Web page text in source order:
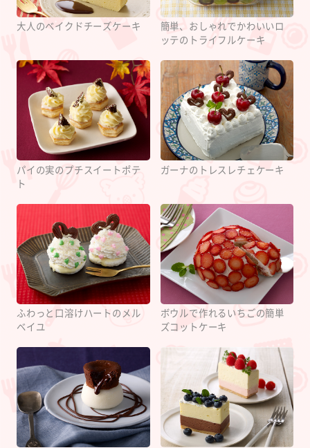
大人のベイクドチーズケーキ
簡単、おしゃれでかわいいロ
ッテのトライフルケーキ
パイの実のプチスイートポテ
ト
ガーナのトレスレチェケーキ
ふわっと口溶けハートのメル
ベイユ
ボウルで作れるいちごの簡単
ズコットケーキ